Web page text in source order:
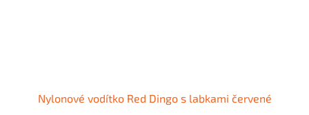
Nylonové vodítko Red Dingo s labkami červené